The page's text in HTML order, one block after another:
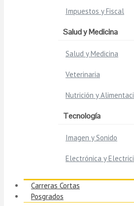
Impuestos y Fiscal
Salud y Medicina
Salud y Medicina
Veterinaria
Nutrición y
Tecnología
Imagen y Sonido
Electrónica y
Carreras Cortas
Posgrados